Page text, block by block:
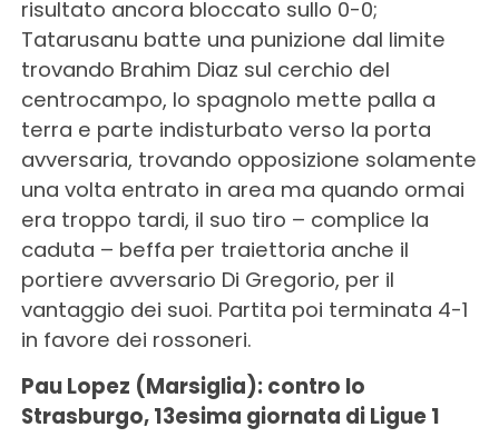
risultato ancora bloccato sullo 0-0;
Tatarusanu batte una punizione dal limite
trovando Brahim Diaz sul cerchio del
centrocampo, lo spagnolo mette palla a
terra e parte indisturbato verso la porta
avversaria, trovando opposizione solamente
una volta entrato in area ma quando ormai
era troppo tardi, il suo tiro – complice la
caduta – beffa per traiettoria anche il
portiere avversario Di Gregorio, per il
vantaggio dei suoi. Partita poi terminata 4-1
in favore dei rossoneri.
Pau Lopez (Marsiglia): contro lo
Strasburgo, 13esima giornata di Ligue 1